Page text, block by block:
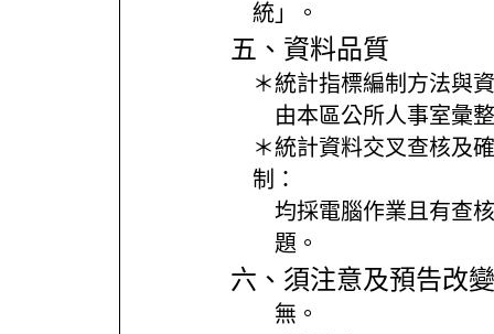
統」。
五、資料品質
＊統計指標編制方法與
由本區公所人事室彙
＊統計資料交叉查核及
制：
均採電腦作業且有查
題。
六、須注意及預告改
無。